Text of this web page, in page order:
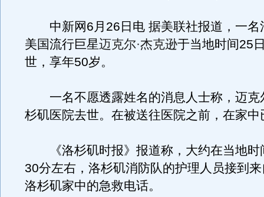
中新网6月26日电 据美联社报道，一名
美国流行巨星迈克尔·杰克逊于当地时间25
世，享年50岁。
一名不愿透露姓名的消息人士称，迈克
杉矶医院去世。在被送往医院之前，在家中
《洛杉矶时报》报道称，大约在当地时
30分左右，洛杉矶消防队的护理人员接到
洛杉矶家中的急救电话。